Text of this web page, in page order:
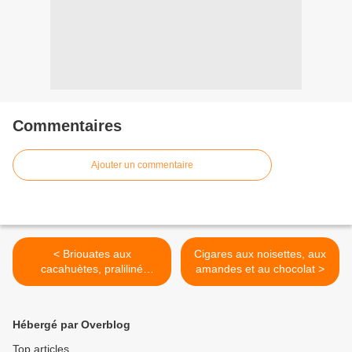
Commentaires
Ajouter un commentaire
< Briouates aux
cacahuètes, praliliné
cacahuètes et à la fève
Cigares aux noisettes, aux
amandes et au chocolat >
Hébergé par Overblog
Top articles